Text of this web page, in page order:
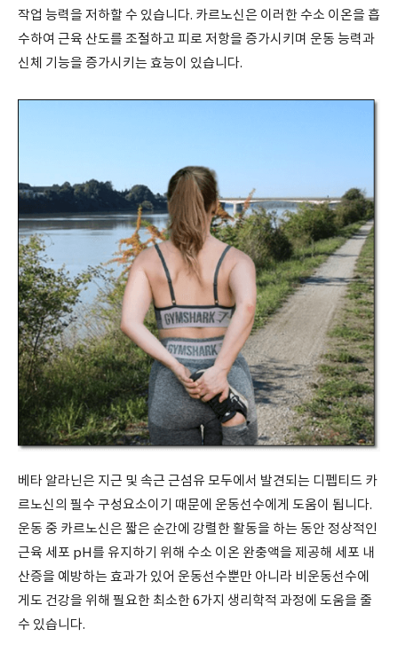
작업 능력을 저하할 수 있습니다. 카르노신은 이러한 수소 이온을 흡
수하여 근육 산도를 조절하고 피로 저항을 증가시키며 운동 능력과
신체 기능을 증가시키는 효능이 있습니다.
베타 알라닌은 지근 및 속근 근섬유 모두에서 발견되는 디펩티드 카
르노신의 필수 구성요소이기 때문에 운동선수에게 도움이 됩니다.
운동 중 카르노신은 짧은 순간에 강렬한 활동을 하는 동안 정상적인
근육 세포 pH를 유지하기 위해 수소 이온 완충액을 제공해 세포 내
산증을 예방하는 효과가 있어 운동선수뿐만 아니라 비운동선수에
게도 건강을 위해 필요한 최소한 6가지 생리학적 과정에 도움을 줄
수 있습니다.